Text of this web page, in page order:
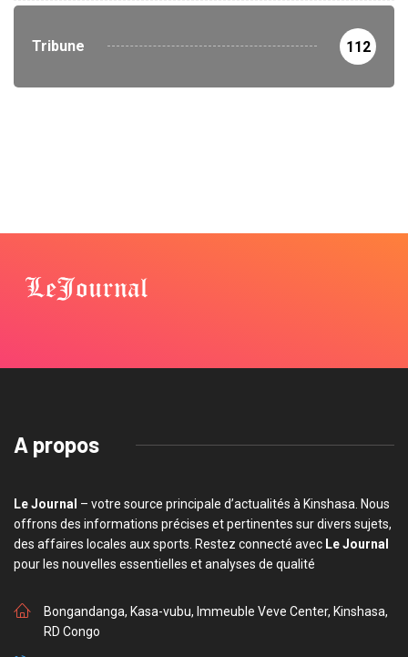
Tribune 112
A propos
Le Journal – votre source principale d’actualités à Kinshasa. Nous
offrons des informations précises et pertinentes sur divers sujets,
des affaires locales aux sports. Restez connecté avec Le Journal
pour les nouvelles essentielles et analyses de qualité
Bongandanga, Kasa-vubu, Immeuble Veve Center, Kinshasa,
RD Congo